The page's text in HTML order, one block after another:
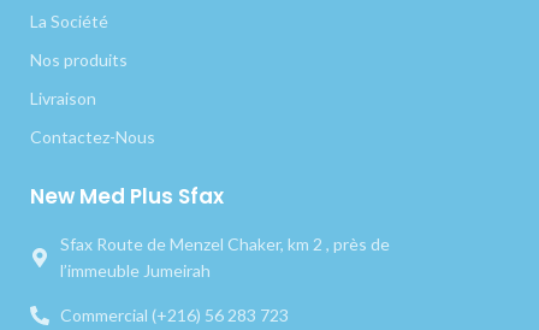
La Société
Nos produits
Livraison
Contactez-Nous
New Med Plus Sfax
Sfax Route de Menzel Chaker, km 2 , près de
l’immeuble Jumeirah
Commercial (+216) 56 283 723